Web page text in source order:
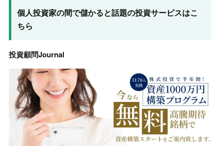
個人投資家の間で儲かると話題の投資サービスはこ
ちら
投資顧問Journal